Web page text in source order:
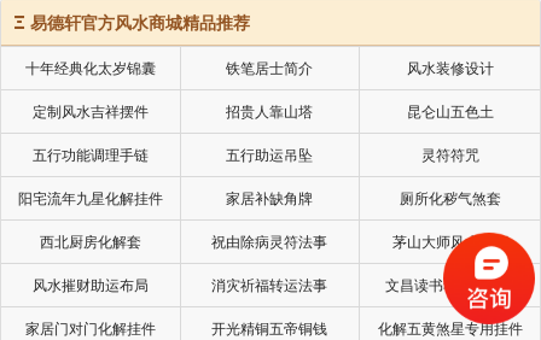
Ξ 易德轩官方风水商城精品推荐
十年经典化太岁锦囊 铁笔居士简介 风水装修设计
定制风水吉祥摆件 招贵人靠山塔 昆仑山五色土
五行功能调理手链 五行助运吊坠 灵符符咒
阳宅流年九星化解挂件 家居补缺角牌 厕所化秽气煞套
西北厨房化解套 祝由除病灵符法事 茅山大师风水挂画
风水摧财助运布局 消灾祈福转运法事 文昌读书考试风水局
家居门对门化解挂件 开光精铜五帝铜钱 化解五黄煞星专用挂件